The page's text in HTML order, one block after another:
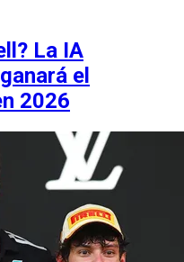
La IA
el
2026